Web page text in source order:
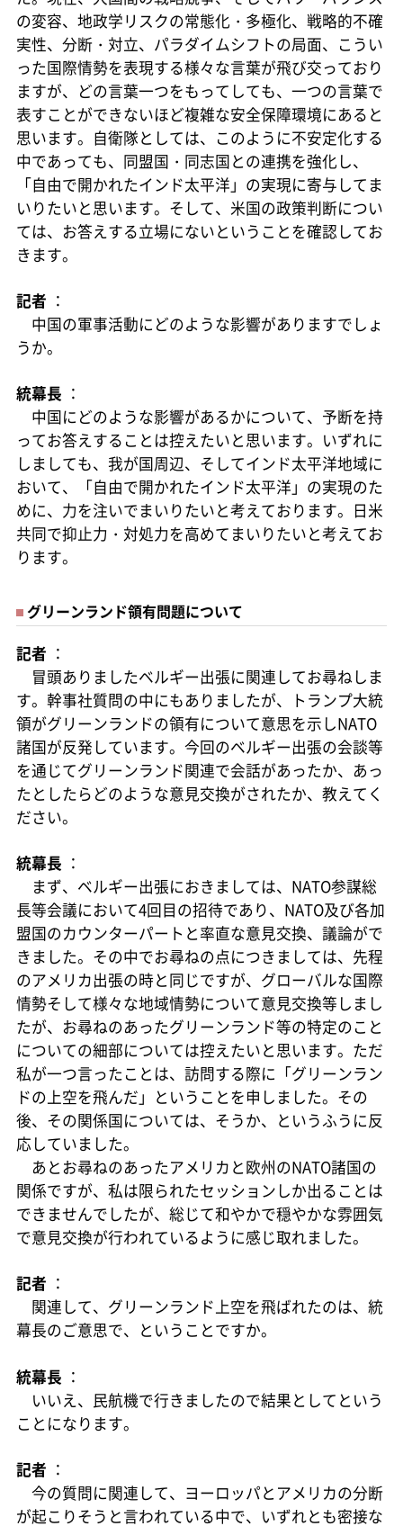
の変容、地政学リスクの常態化・多極化、戦略的不確
実性、分断・対立、パラダイムシフトの局面、こうい
った国際情勢を表現する様々な言葉が飛び交っており
ますが、どの言葉一つをもってしても、一つの言葉で
表すことができないほど複雑な安全保障環境にあると
思います。自衛隊としては、このように不安定化する
中であっても、同盟国・同志国との連携を強化し、
「自由で開かれたインド太平洋」の実現に寄与してま
いりたいと思います。そして、米国の政策判断につい
ては、お答えする立場にないということを確認してお
きます。
記者 ：
中国の軍事活動にどのような影響がありますでしょ
うか。
統幕長 ：
中国にどのような影響があるかについて、予断を持
ってお答えすることは控えたいと思います。いずれに
しましても、我が国周辺、そしてインド太平洋地域に
おいて、「自由で開かれたインド太平洋」の実現のた
めに、力を注いでまいりたいと考えております。日米
共同で抑止力・対処力を高めてまいりたいと考えてお
ります。
グリーンランド領有問題について
記者 ：
冒頭ありましたベルギー出張に関連してお尋ねしま
す。幹事社質問の中にもありましたが、トランプ大統
領がグリーンランドの領有について意思を示しNATO
諸国が反発しています。今回のベルギー出張の会談等
を通じてグリーンランド関連で会話があったか、あっ
たとしたらどのような意見交換がされたか、教えてく
ださい。
統幕長 ：
まず、ベルギー出張におきましては、NATO参謀総
長等会議において4回目の招待であり、NATO及び各加
盟国のカウンターパートと率直な意見交換、議論がで
きました。その中でお尋ねの点につきましては、先程
のアメリカ出張の時と同じですが、グローバルな国際
情勢そして様々な地域情勢について意見交換等しまし
たが、お尋ねのあったグリーンランド等の特定のこと
についての細部については控えたいと思います。ただ
私が一つ言ったことは、訪問する際に「グリーンラン
ドの上空を飛んだ」ということを申しました。その
後、その関係国については、そうか、というふうに反
応していました。
あとお尋ねのあったアメリカと欧州のNATO諸国の
関係ですが、私は限られたセッションしか出ることは
できませんでしたが、総じて和やかで穏やかな雰囲気
で意見交換が行われているように感じ取れました。
記者 ：
関連して、グリーンランド上空を飛ばれたのは、統
幕長のご意思で、ということですか。
統幕長 ：
いいえ、民航機で行きましたので結果としてという
ことになります。
記者 ：
今の質問に関連して、ヨーロッパとアメリカの分断
が起こりそうと言われている中で、いずれとも密接な